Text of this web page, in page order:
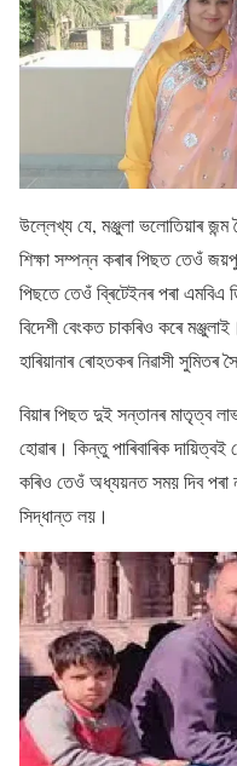
উল্লেখ্য যে, মঞ্জুলা ভলোতিয়াৰ
শিক্ষা সম্পন্ন কৰাৰ পিছত তেওঁ
পিছতে তেওঁ ব্ৰিটেইনৰ পৰা এমবিএ
বিদেশী বেংকত চাকৰিও কৰে
হাৰিয়ানাৰ ৰোহতকৰ নিৱাসী
বিয়াৰ পিছত দুই সন্তানৰ মাতৃত্ব
হোৱাৰ। কিন্তু পাৰিবাৰিক
কৰিও তেওঁ অধ্যয়নত সময় দিব পৰা
সিদ্ধান্ত লয়।